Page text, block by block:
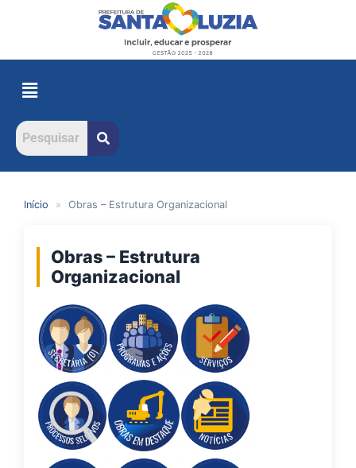
Início » Obras – Estrutura Organizacional
Obras – Estrutura
Organizacional